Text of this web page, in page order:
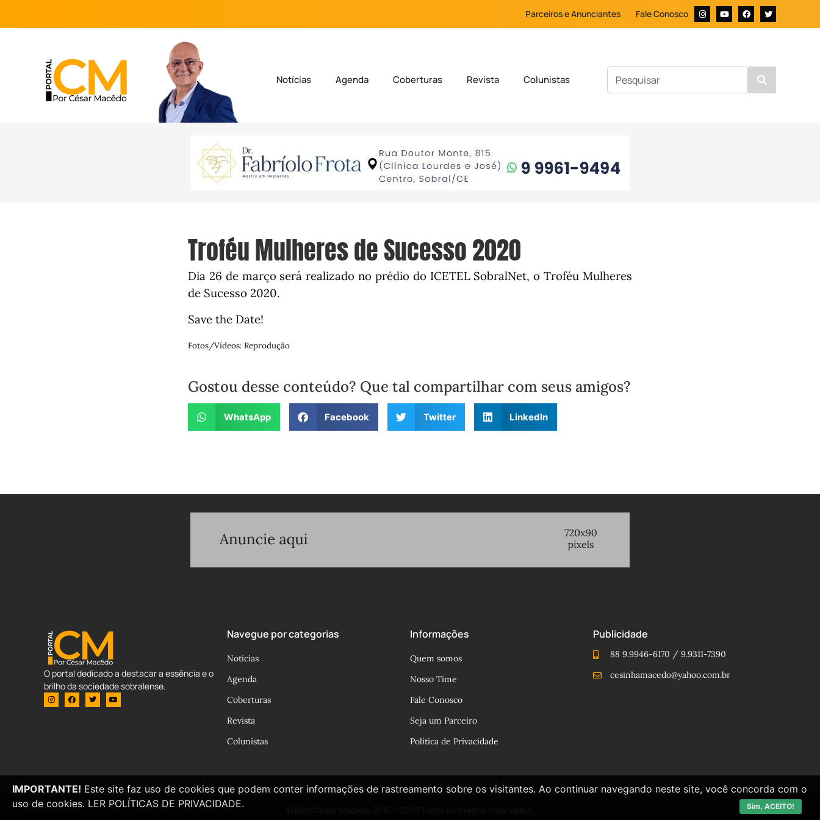
Parceiros e Anunciantes Fale Conosco
Notícias Agenda Coberturas Revista Colunistas
Troféu Mulheres de Sucesso 2020
Dia 26 de março será realizado no prédio do ICETEL SobralNet, o Troféu Mulheres
de Sucesso 2020.
Save the Date!
Fotos/Vídeos: Reprodução
Gostou desse conteúdo? Que tal compartilhar com seus amigos?
WhatsApp Facebook Twitter LinkedIn
O portal dedicado a destacar a essência e o
brilho da sociedade sobralense.
Navegue por categorias
Notícias
Agenda
Coberturas
Revista
Colunistas
Informações
Quem somos
Nosso Time
Fale Conosco
Seja um Parceiro
Política de Privacidade
Publicidade
88 9.9946-6170 / 9.9311-7390
cesinhamacedo@yahoo.com.br
IMPORTANTE! Este site faz uso de cookies que podem conter informações de rastreamento sobre os visitantes. Ao continuar navegando neste site, você concorda com o
uso de cookies. LER POLÍTICAS DE PRIVACIDADE. Sim, ACEITO!